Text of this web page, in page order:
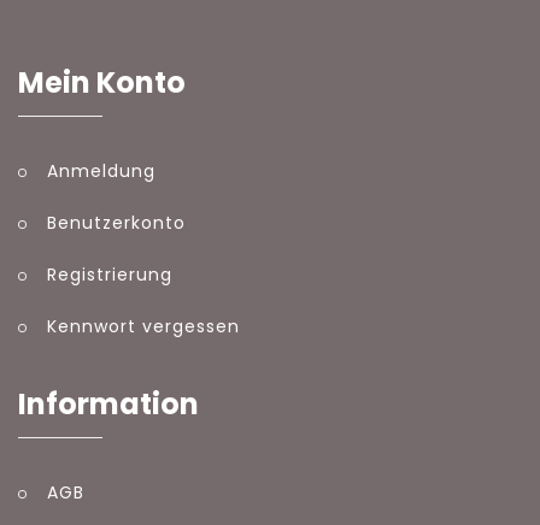
Mein Konto
Anmeldung
Benutzerkonto
Registrierung
Kennwort vergessen
Information
AGB